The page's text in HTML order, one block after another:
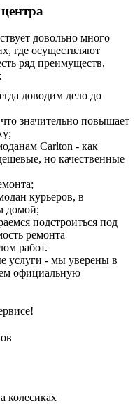
довольно много
где осуществляют
ряд преимуществ,
доводим дело до
значительно повышает
Carlton - как
но качественные
курьеров, в
домой;
подстроиться под
ремонта
работ.
услуги - мы уверены в
официальную